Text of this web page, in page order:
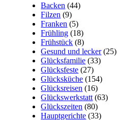
Backen (44)
Filzen (9)
Franken (5)
Frühling (18)
Frühstück (8)
Gesund und lecker(25)
Glücksfamilie (33)
Glücksfeste (27)
Glücksküche (154)
Glücksreisen (16)
Glückswerkstatt (63)
Glückszeiten (80)
Hauptgerichte (33)